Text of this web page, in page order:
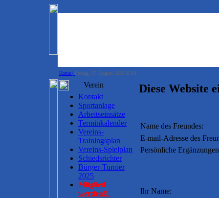
Home | Freitag, 07. August 2026 05:01
Verein
Kontakt
Sportanlage
Arbeitseinsätze
Terminkalender
Vereins-
Trainingsplan
Vereins-Spielplan
Schiedsrichter
Bürger-Turnier
2025
Mitglied
werden!!!
Diese Website
Name des Freundes:
E-mail-Adresse des
Persönliche
Ihr Name: